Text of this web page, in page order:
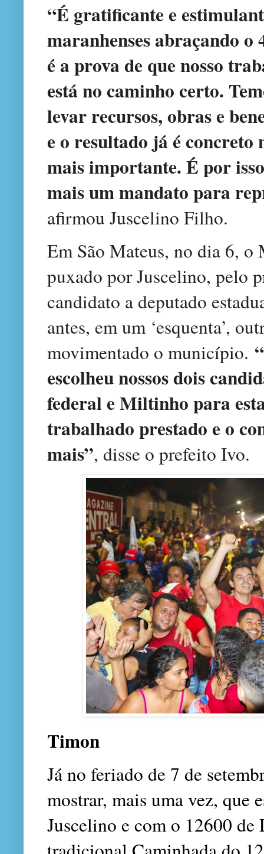
“É gratificante e
maranhenses abraçando o
é a prova de que nosso
está no caminho certo.
levar recursos, obras e
e o resultado já é concreto
mais importante. É por
mais um mandato para
afirmou Juscelino Filho.
Em São Mateus, no dia 6,
puxado por Juscelino, pelo
candidato a deputado
antes, em um ‘esquenta’,
movimentado o município.
escolheu nossos dois
federal e Miltinho para
trabalhado prestado e o
mais”, disse o prefeito Ivo.
Timon
Já no feriado de 7 de
mostrar, mais uma vez, que
Juscelino e com o 12600